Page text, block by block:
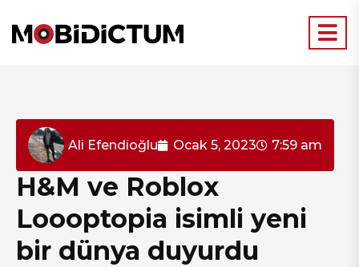
Ali Efendioğlu Ocak 5, 2023 7:59 am
H&M ve Roblox
Loooptopia isimli yeni
bir dünya duyurdu